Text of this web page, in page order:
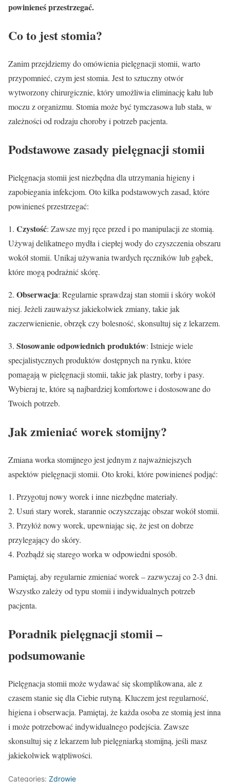
powinieneś przestrzegać.
Co to jest stomia?
Zanim przejdziemy do omówienia pielęgnacji stomii, warto
przypomnieć, czym jest stomia. Jest to sztuczny otwór
wytworzony chirurgicznie, który umożliwia eliminację kału lub
moczu z organizmu. Stomia może być tymczasowa lub stała, w
zależności od rodzaju choroby i potrzeb pacjenta.
Podstawowe zasady pielęgnacji stomii
Pielęgnacja stomii jest niezbędna dla utrzymania higieny i
zapobiegania infekcjom. Oto kilka podstawowych zasad, które
powinieneś przestrzegać:
1. Czystość: Zawsze myj ręce przed i po manipulacji ze stomią.
Używaj delikatnego mydła i ciepłej wody do czyszczenia obszaru
wokół stomii. Unikaj używania twardych ręczników lub gąbek,
które mogą podrażnić skórę.
2. Obserwacja: Regularnie sprawdzaj stan stomii i skóry wokół
niej. Jeżeli zauważysz jakiekolwiek zmiany, takie jak
zaczerwienienie, obrzęk czy bolesność, skonsultuj się z lekarzem.
3. Stosowanie odpowiednich produktów: Istnieje wiele
specjalistycznych produktów dostępnych na rynku, które
pomagają w pielęgnacji stomii, takie jak plastry, torby i pasy.
Wybieraj te, które są najbardziej komfortowe i dostosowane do
Twoich potrzeb.
Jak zmieniać worek stomijny?
Zmiana worka stomijnego jest jednym z najważniejszych
aspektów pielęgnacji stomii. Oto kroki, które powinieneś podjąć:
1. Przygotuj nowy worek i inne niezbędne materiały.
2. Usuń stary worek, starannie oczyszczając obszar wokół stomii.
3. Przyłóż nowy worek, upewniając się, że jest on dobrze
przylegający do skóry.
4. Pozbądź się starego worka w odpowiedni sposób.
Pamiętaj, aby regularnie zmieniać worek – zazwyczaj co 2-3 dni.
Wszystko zależy od typu stomii i indywidualnych potrzeb
pacjenta.
Poradnik pielęgnacji stomii –
podsumowanie
Pielęgnacja stomii może wydawać się skomplikowana, ale z
czasem stanie się dla Ciebie rutyną. Kluczem jest regularność,
higiena i obserwacja. Pamiętaj, że każda osoba ze stomią jest inna
i może potrzebować indywidualnego podejścia. Zawsze
skonsultuj się z lekarzem lub pielęgniarką stomijną, jeśli masz
jakiekolwiek wątpliwości.
Categories: Zdrowie